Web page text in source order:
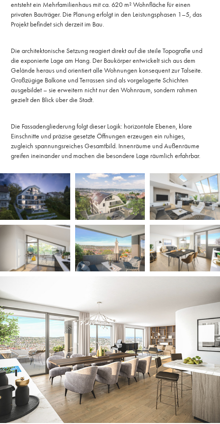
entsteht ein Mehrfamilienhaus mit ca. 620 m² Wohnfläche für einen
privaten Bauträger. Die Planung erfolgt in den Leistungsphasen 1–5, das
Projekt befindet sich derzeit im Bau.
Die architektonische Setzung reagiert direkt auf die steile Topografie und
die exponierte Lage am Hang. Der Baukörper entwickelt sich aus dem
Gelände heraus und orientiert alle Wohnungen konsequent zur Talseite.
Großzügige Balkone und Terrassen sind als vorgelagerte Schichten
ausgebildet – sie erweitern nicht nur den Wohnraum, sondern rahmen
gezielt den Blick über die Stadt.
Die Fassadengliederung folgt dieser Logik: horizontale Ebenen, klare
Einschnitte und präzise gesetzte Öffnungen erzeugen ein ruhiges,
zugleich spannungsreiches Gesamtbild. Innenräume und Außenräume
greifen ineinander und machen die besondere Lage räumlich erfahrbar.